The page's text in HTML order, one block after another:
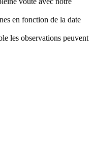
en fonction de la date
les observations peuvent